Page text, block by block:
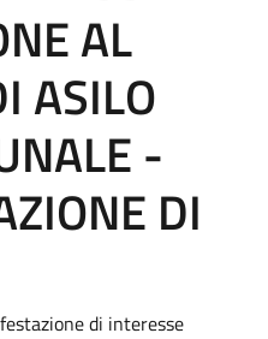
AL
ASILO
-
DI
di interesse